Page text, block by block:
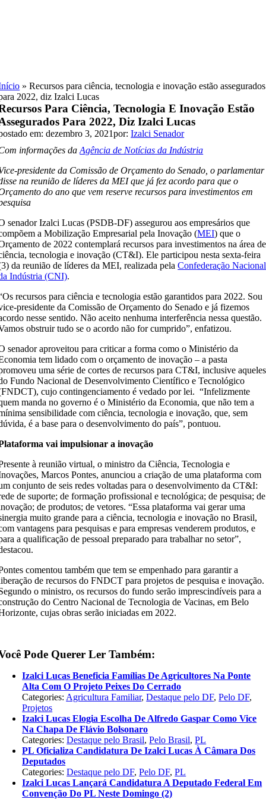
»Recursos para ciência, tecnologia e inovação estão assegurados
2022, diz Izalci Lucas
Para Ciência, Tecnologia E Inovação Estão
Para 2022, Diz Izalci Lucas
em: dezembro 3, 2021por:Izalci Senador
informações daAgência de Notícias da Indústria
presidente da Comissão de Orçamento do Senado, o parlamentar
na reunião de líderes da MEI que já fez acordo para que o
do ano que vem reserve recursos para investimentos em
senador Izalci Lucas (PSDB-DF) assegurou aos empresários que
a Mobilização Empresarial pela Inovação (MEI) que o
de 2022 contemplará recursos para investimentos na área de
tecnologia e inovação (CT&I). Ele participou nesta sexta-feira
da reunião de líderes da MEI, realizada pelaConfederação Nacional
Indústria (CNI).
recursos para ciência e tecnologia estão garantidos para 2022. Sou
presidente da Comissão de Orçamento do Senado e já fizemos
nesse sentido. Não aceito nenhuma interferência nessa questão.
obstruir tudo se o acordo não for cumprido”, enfatizou.
senador aproveitou para criticar a forma como o Ministério da
tem lidado com o orçamento de inovação – a pasta
uma série de cortes de recursos para CT&I, inclusive aqueles
Fundo Nacional de Desenvolvimento Científico e Tecnológico
cujo contingenciamento é vedado por lei. “Infelizmente
manda no governo é o Ministério da Economia, que não tem a
sensibilidade com ciência, tecnologia e inovação, que, sem
é a base para o desenvolvimento do país”, pontuou.
vai impulsionar a inovação
à reunião virtual, o ministro da Ciência, Tecnologia e
Marcos Pontes, anunciou a criação de uma plataforma com
conjunto de seis redes voltadas para o desenvolvimento da CT&I:
de suporte; de formação profissional e tecnológica; de pesquisa; de
de produtos; de vetores. “Essa plataforma vai gerar uma
muito grande para a ciência, tecnologia e inovação no Brasil,
vantagens para pesquisas e para empresas venderem produtos, e
a qualificação de pessoal preparado para trabalhar no setor”,
comentou também que tem se empenhado para garantir a
de recursos do FNDCT para projetos de pesquisa e inovação.
o ministro, os recursos do fundo serão imprescindíveis para a
do Centro Nacional de Tecnologia de Vacinas, em Belo
cujas obras serão iniciadas em 2022.
Pode Querer Ler Também:
Izalci Lucas Beneficia Famílias De Agricultores Na Ponte
Alta Com O Projeto Peixes Do Cerrado
Categories: Agricultura Familiar,Destaque pelo DF,Pelo DF,
Projetos
Izalci Lucas Elogia Escolha De Alfredo Gaspar Como Vice
Na Chapa De Flávio Bolsonaro
Categories:Destaque pelo Brasil,Pelo Brasil,PL
PL Oficializa Candidatura De Izalci Lucas À Câmara Dos
Deputados
Categories:Destaque pelo DF,Pelo DF,PL
Izalci Lucas Lançará Candidatura A Deputado Federal Em
Convenção Do PL Neste Domingo (2)